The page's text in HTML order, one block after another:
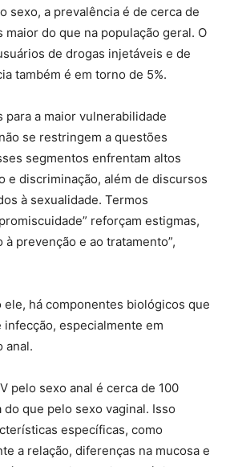
sexo, a prevalência é de cerca de
maior do que na população geral. O
de drogas injetáveis e de
também é em torno de 5%.
para a maior vulnerabilidade
se restringem a questões
segmentos enfrentam altos
e discriminação, além de discursos
à sexualidade. Termos
reforçam estigmas,
prevenção e ao tratamento”,
há componentes biológicos que
especialmente em
anal.
pelo sexo anal é cerca de 100
que pelo sexo vaginal. Isso
específicas, como
a relação, diferenças na mucosa e